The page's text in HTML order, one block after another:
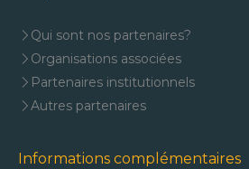
Qui sont nos partenaires?
Organisations associées
Partenaires institutionnels
Autres partenaires
Informations complémentaires